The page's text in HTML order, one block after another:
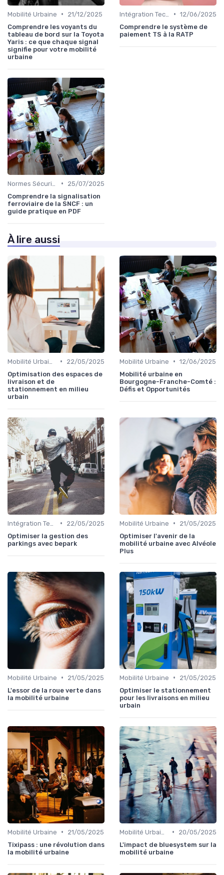
Mobilité Urbaine •
21/12/2025
Comprendre les voyants du
tableau de bord sur la Toyota
Yaris : ce que chaque signal
signifie pour votre mobilité
urbaine
• 12/06/2025
Comprendre le système de
paiement TS à la RATP
•
25/07/2025
Comprendre la signalisation
ferroviaire de la SNCF : un
guide pratique en PDF
À lire aussi
•
22/05/2025
Optimisation des espaces de
livraison et de
stationnement en milieu
urbain
Mobilité Urbaine • 12/06/2025
Mobilité urbaine en
Bourgogne-Franche-Comté :
Défis et Opportunités
•
22/05/2025
Optimiser la gestion des
parkings avec bepark
Mobilité Urbaine •
21/05/2025
Optimiser l'avenir de la
mobilité urbaine avec Alvéole
Plus
Mobilité Urbaine •
21/05/2025
L'essor de la roue verte dans
la mobilité urbaine
Mobilité Urbaine •
21/05/2025
Optimiser le stationnement
pour les livraisons en milieu
urbain
Mobilité Urbaine •
21/05/2025
Tixipass : une révolution dans
la mobilité urbaine
•
20/05/2025
L'impact de bluesystem sur la
mobilité urbaine